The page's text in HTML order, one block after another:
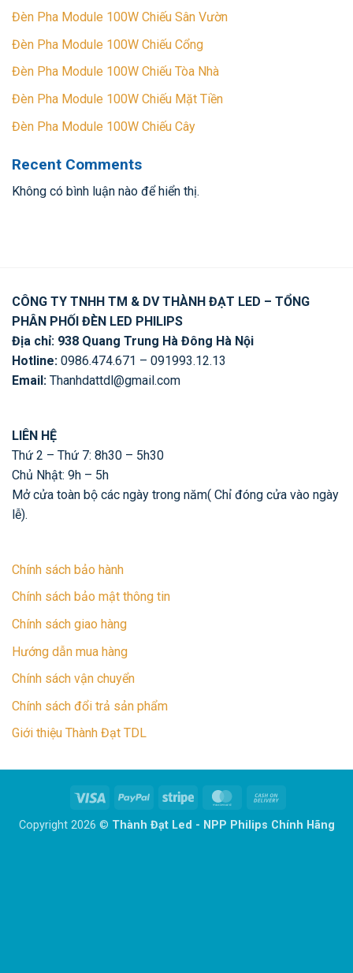
Đèn Pha Module 100W Chiếu Sân Vườn
Đèn Pha Module 100W Chiếu Cổng
Đèn Pha Module 100W Chiếu Tòa Nhà
Đèn Pha Module 100W Chiếu Mặt Tiền
Đèn Pha Module 100W Chiếu Cây
Recent Comments
Không có bình luận nào để hiển thị.
CÔNG TY TNHH TM & DV THÀNH ĐẠT LED – TỔNG
PHÂN PHỐI ĐÈN LED PHILIPS
Địa chỉ: 938 Quang Trung Hà Đông Hà Nội
Hotline: 0986.474.671 – 091993.12.13
Email: Thanhdattdl@gmail.com
LIÊN HỆ
Thứ 2 – Thứ 7: 8h30 – 5h30
Chủ Nhật: 9h – 5h
Mở cửa toàn bộ các ngày trong năm( Chỉ đóng cửa vào ngày
lễ).
Chính sách bảo hành
Chính sách bảo mật thông tin
Chính sách giao hàng
Hướng dẫn mua hàng
Chính sách vận chuyển
Chính sách đổi trả sản phẩm
Giới thiệu Thành Đạt TDL
Visa PayPal Stripe MasterCard
Delivery
Copyright 2026 © Thành Đạt Led - NPP Philips Chính Hãng